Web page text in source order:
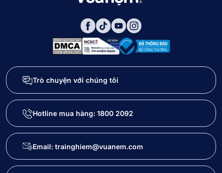
Trò chuyện với chúng tôi
Hotline mua hàng: 1800 2092
Email: trainghiem@vuanem.com